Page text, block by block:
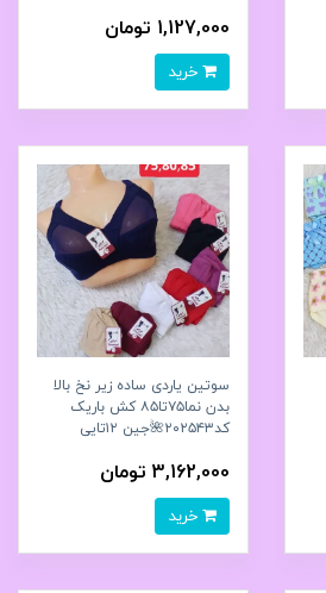
1,127,000 تومان
سوتین یاردی ساده زیر نخ بالا
بدن نما۷۵تا۸۵ کش باریک
کد۲۰۲۵۴۳🌺جین ۱۲تایی
3,162,000 تومان